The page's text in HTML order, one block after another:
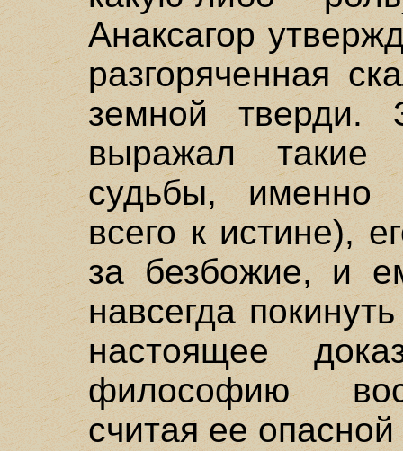
Анаксагор
разгоряченная
земной тверди.
выражал такие
судьбы, именно
всего к истине),
за безбожие, и
навсегда
настоящее
философию
считая ее